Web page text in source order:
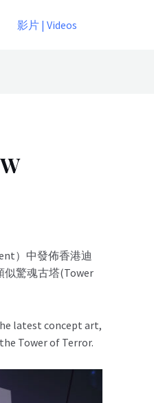
影片 | Videos
）中發佈香港迪
似驚魂古塔(Tower
latest concept art,
Tower of Terror.